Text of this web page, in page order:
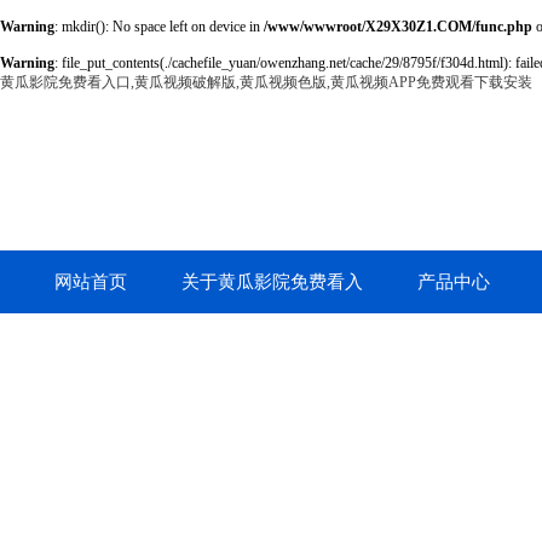
Warning: mkdir(): No space left on device in /www/wwwroot/X29X30Z1.COM/func.php
Warning: file_put_contents(./cachefile_yuan/owenzhang.net/cache/29/8795f/f304d.html):
黄瓜影院免费看入口,黄瓜视频破解版,黄瓜视频色版,黄瓜视频APP免费观看下载安装
网站首页 关于黄瓜影院免费看入 产品中心